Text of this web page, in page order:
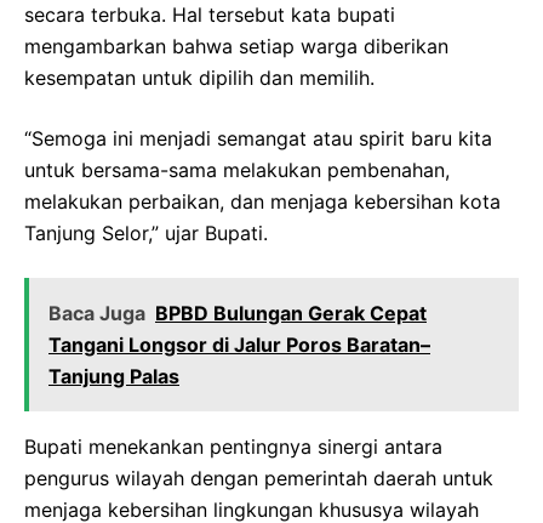
secara terbuka. Hal tersebut kata bupati
mengambarkan bahwa setiap warga diberikan
kesempatan untuk dipilih dan memilih.
“Semoga ini menjadi semangat atau spirit baru kita
untuk bersama-sama melakukan pembenahan,
melakukan perbaikan, dan menjaga kebersihan kota
Tanjung Selor,” ujar Bupati.
Baca Juga BPBD Bulungan Gerak Cepat
Tangani Longsor di Jalur Poros Baratan–
Tanjung Palas
Bupati menekankan pentingnya sinergi antara
pengurus wilayah dengan pemerintah daerah untuk
menjaga kebersihan lingkungan khususya wilayah